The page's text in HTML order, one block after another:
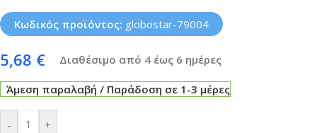
Κωδικός προϊόντος: globostar-79004
5,68 € Διαθέσιμο από 4 έως 6 ημέρες
Άμεση παραλαβή / Παράδοση σε 1-3 μέρες
- +